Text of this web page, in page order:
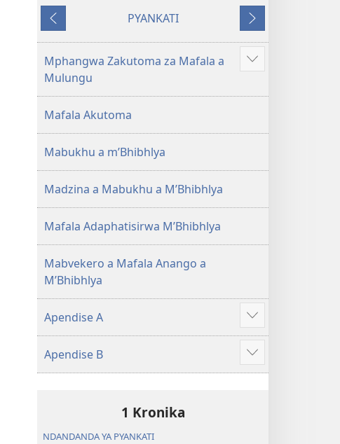
ya
(2022)
yakugravarwi
Dziko
NDULI
PYANKATI
KUTSOGOLO
Mphangwa Zakutoma za Mafala a
Mulungu
Show
Mafala Akutoma
Mabukhu a m’Bhibhlya
Madzina a Mabukhu a M’Bhibhlya
Mafala Adaphatisirwa M’Bhibhlya
Mabvekero a Mafala Anango a
M’Bhibhlya
Apendise A
Show
more
Apendise B
Show
more
1 Kronika
NDANDANDA YA PYANKATI